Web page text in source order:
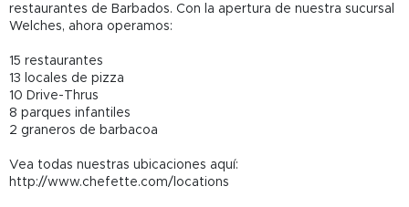
restaurantes de Barbados. Con la apertura de nuestra sucursal
Welches, ahora operamos:
15 restaurantes
13 locales de pizza
10 Drive-Thrus
8 parques infantiles
2 graneros de barbacoa
Vea todas nuestras ubicaciones aquí:
http://www.chefette.com/locations